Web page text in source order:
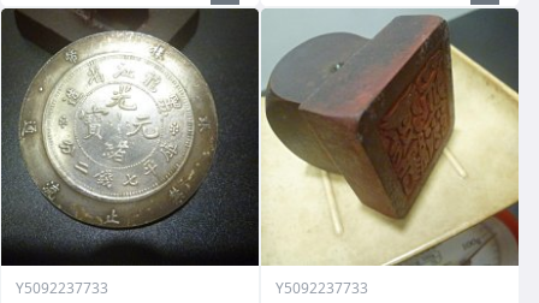
Y5092237733 Y5092237733